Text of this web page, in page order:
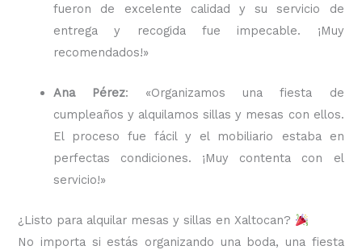
fueron de excelente calidad y su servicio de
entrega y recogida fue impecable. ¡Muy
recomendados!»
Ana Pérez: «Organizamos una fiesta de
cumpleaños y alquilamos sillas y mesas con ellos.
El proceso fue fácil y el mobiliario estaba en
perfectas condiciones. ¡Muy contenta con el
servicio!»
¿Listo para alquilar mesas y sillas en Xaltocan?
No importa si estás organizando una boda, una fiesta